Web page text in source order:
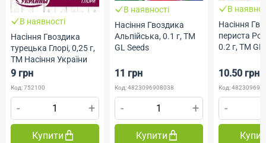
В наявності
Насіння Гвоздика
турецька Глорі, 0,25 г,
ТМ Насіння України
9 грн
Код: 752100
- +
Купити
В наявності
Насіння Гвоздика
Альпійська, 0.1 г, ТМ
GL Seeds
11 грн
Код: 4823096908038
- +
Купити
В
Насіння
периста
0.2 г, ТМ GL
10.50 грн
Код:
-